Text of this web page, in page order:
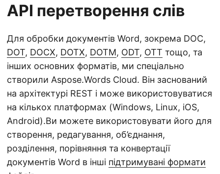
API перетворення слів
Для обробки документів Word, зокрема DOC,
DOT, DOCX, DOTX, DOTM, ODT, OTT тощо, та
інших основних форматів, ми спеціально
створили Aspose.Words Cloud. Він заснований
на архітектурі REST і може використовуватися
на кількох платформах (Windows, Linux, iOS,
Android).Ви можете використовувати його для
створення, редагування, об’єднання,
розділення, порівняння та конвертації
документів Word в інші підтримувані формати